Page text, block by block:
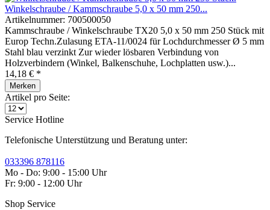
Winkelschraube / Kammschraube 5,0 x 50 mm 250...
Artikelnummer: 700500050
Kammschraube / Winkelschraube TX20 5,0 x 50 mm 250 Stück mit
Europ Techn.Zulasung ETA-11/0024 für Lochdurchmesser Ø 5 mm
Stahl blau verzinkt Zur wieder lösbaren Verbindung von
Holzverbindern (Winkel, Balkenschuhe, Lochplatten usw.)...
14,18 € *
Merken
Artikel pro Seite:
Service Hotline
Telefonische Unterstützung und Beratung unter:
033396 878116
Mo - Do: 9:00 - 15:00 Uhr
Fr: 9:00 - 12:00 Uhr
Shop Service